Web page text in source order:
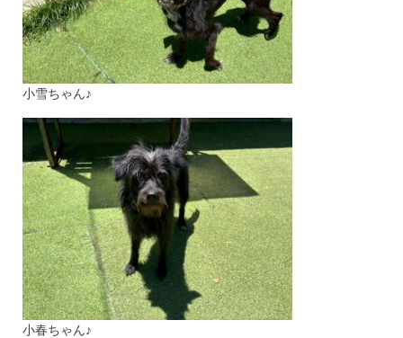
小雪ちゃん♪
小春ちゃん♪